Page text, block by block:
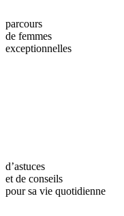
parcours
de femmes
exceptionnelles
d’astuces
et de conseils
pour sa vie quotidienne